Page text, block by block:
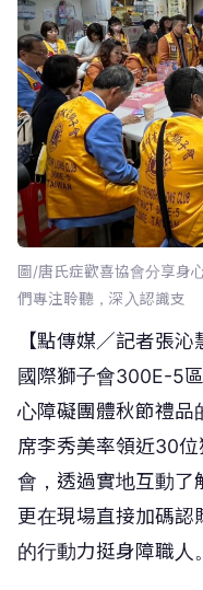
圖/唐氏症歡喜協會分享身
們專注聆聽，深入認識支
【點傳媒／記者張
國際獅子會300E-5
心障礙團體秋節禮品
席李秀美率領近30
會，透過實地互動了
更在現場直接加碼認
的行動力挺身障職人。